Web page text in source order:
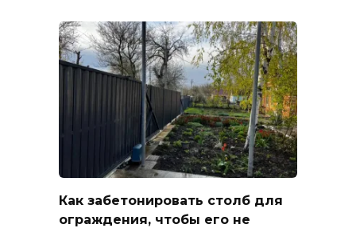
Как забетонировать столб для
ограждения, чтобы его не